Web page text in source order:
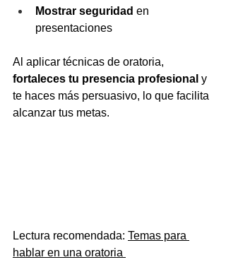
Mostrar seguridad en
presentaciones
Al aplicar técnicas de oratoria,
fortaleces tu presencia profesional y
te haces más persuasivo, lo que facilita
alcanzar tus metas.
Lectura recomendada: Temas para
hablar en una oratoria